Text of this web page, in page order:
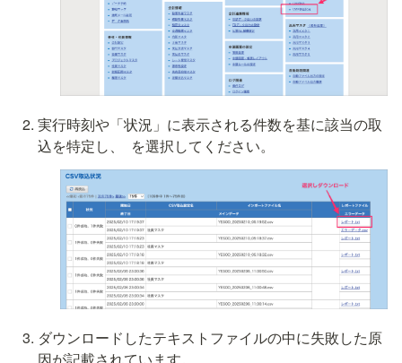
実行時刻や「状況」に表示される件数を基に該当の取
込を特定し、
を選択してください。
ダウンロードしたテキストファイルの中に失敗した原
因が記載されています。